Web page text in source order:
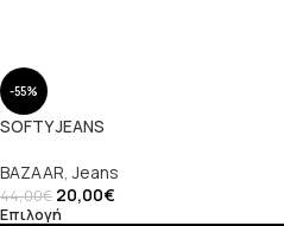
-55%
SOFTY JEANS
BAZAAR, Jeans
44,00€ 20,00€
Επιλογή